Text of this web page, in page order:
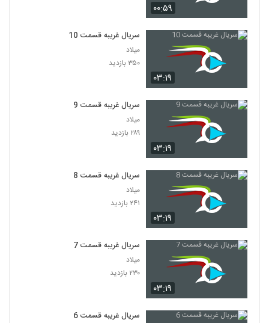
۰۰:۵۹
۰۳:۱۹
سریال غریبه قسمت 10
میلاد
۳۵۰ بازدید
۰۳:۱۹
سریال غریبه قسمت 9
میلاد
۲۸۹ بازدید
۰۳:۱۹
سریال غریبه قسمت 8
میلاد
۲۴۱ بازدید
۰۳:۱۹
سریال غریبه قسمت 7
میلاد
۲۳۰ بازدید
سریال غریبه قسمت 6